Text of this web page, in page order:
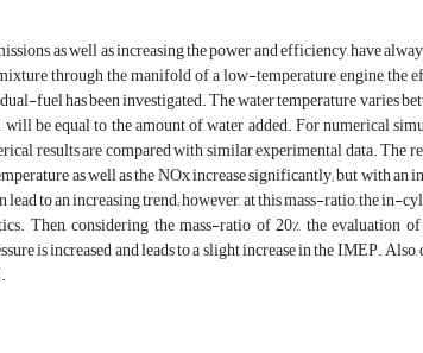
as well as increasing the power and efficiency, have
through the manifold of a low-temperature engine,
fuel has been investigated. The water temperature varies
be equal to the amount of water added. For numerical
results are compared with similar experimental data. The
as well as the NOx increase significantly; but with an
lead to an increasing trend; however, at this mass-ratio, the
Then, considering the mass-ratio of 20%, the
is increased and leads to a slight increase in the IMEP.